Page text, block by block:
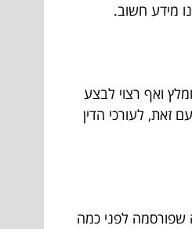
מידע חשוב.
ואף רצוי לבצע
זאת, לעורכי הדין
שפורסמה לפני כמה